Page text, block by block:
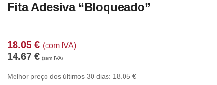
Fita Adesiva “Bloqueado”
18.05 € (com IVA)
14.67 € (sem IVA)
Melhor preço dos últimos 30 dias: 18.05 €